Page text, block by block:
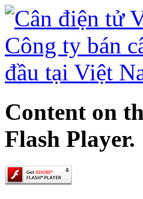
Content on
Flash Player.